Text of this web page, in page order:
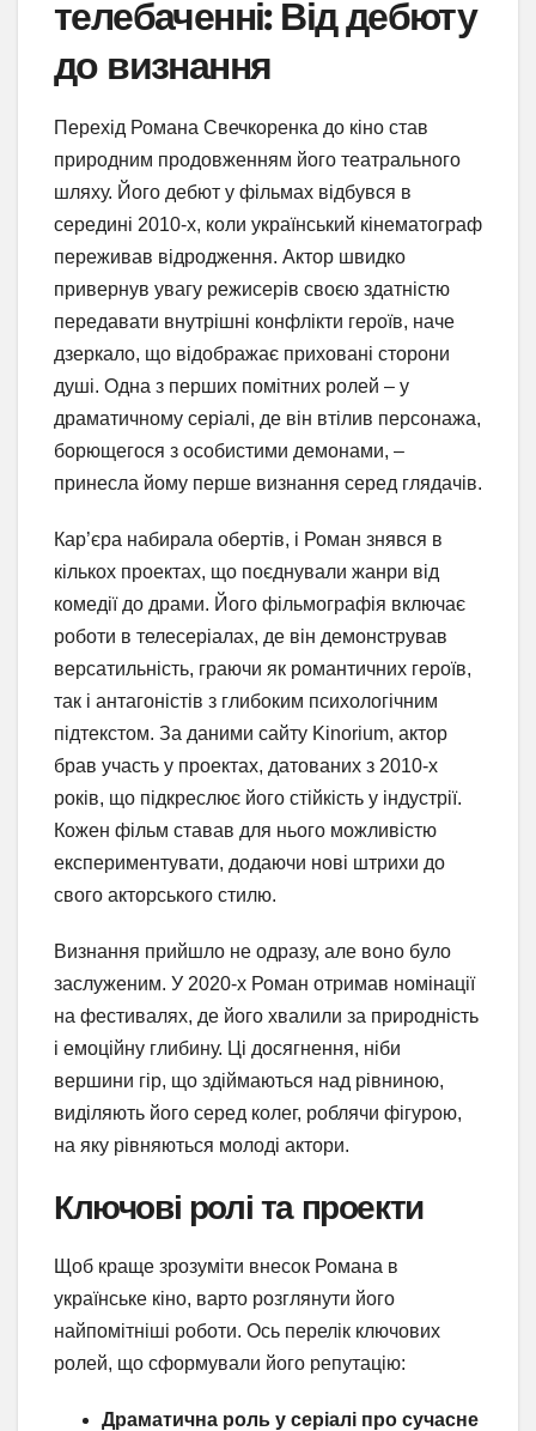
телебаченні: Від дебюту
до визнання
Перехід Романа Свечкоренка до кіно став
природним продовженням його театрального
шляху. Його дебют у фільмах відбувся в
середині 2010-х, коли український кінематограф
переживав відродження. Актор швидко
привернув увагу режисерів своєю здатністю
передавати внутрішні конфлікти героїв, наче
дзеркало, що відображає приховані сторони
душі. Одна з перших помітних ролей – у
драматичному серіалі, де він втілив персонажа,
борющегося з особистими демонами, –
принесла йому перше визнання серед глядачів.
Кар’єра набирала обертів, і Роман знявся в
кількох проектах, що поєднували жанри від
комедії до драми. Його фільмографія включає
роботи в телесеріалах, де він демонстрував
версатильність, граючи як романтичних героїв,
так і антагоністів з глибоким психологічним
підтекстом. За даними сайту Kinorium, актор
брав участь у проектах, датованих з 2010-х
років, що підкреслює його стійкість у індустрії.
Кожен фільм ставав для нього можливістю
експериментувати, додаючи нові штрихи до
свого акторського стилю.
Визнання прийшло не одразу, але воно було
заслуженим. У 2020-х Роман отримав номінації
на фестивалях, де його хвалили за природність
і емоційну глибину. Ці досягнення, ніби
вершини гір, що здіймаються над рівниною,
виділяють його серед колег, роблячи фігурою,
на яку рівняються молоді актори.
Ключові ролі та проекти
Щоб краще зрозуміти внесок Романа в
українське кіно, варто розглянути його
найпомітніші роботи. Ось перелік ключових
ролей, що сформували його репутацію:
Драматична роль у серіалі про сучасне